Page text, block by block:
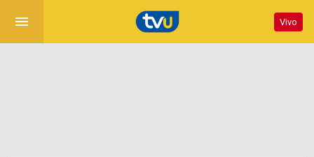
menu Vivo